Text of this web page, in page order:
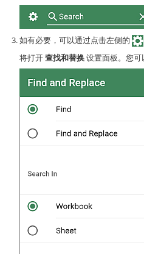
如有必要，可以通过点击左侧的
将打开查找和替换设置面板。您可